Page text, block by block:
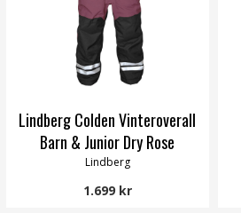
Lindberg Colden Vinteroverall
Barn & Junior Dry Rose
Lindberg
1.699 kr